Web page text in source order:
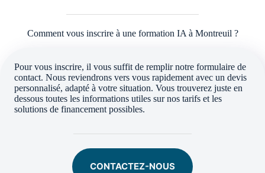
Comment vous inscrire à une formation IA à Montreuil ?
Pour vous inscrire, il vous suffit de remplir notre formulaire de
contact. Nous reviendrons vers vous rapidement avec un devis
personnalisé, adapté à votre situation. Vous trouverez juste en
dessous toutes les informations utiles sur nos tarifs et les
solutions de financement possibles.
CONTACTEZ-NOUS